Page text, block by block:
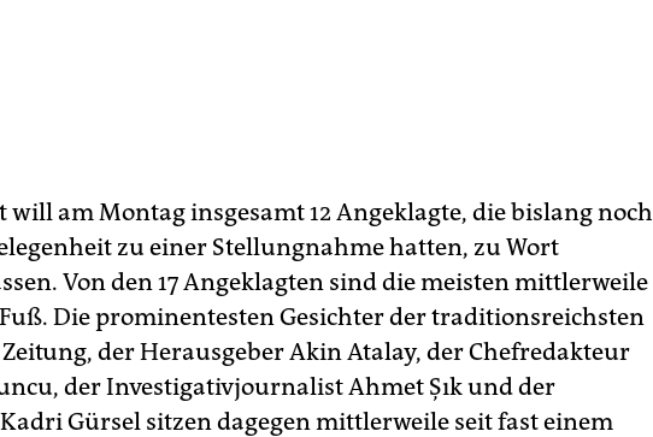
will am Montag insgesamt 12 Angeklagte, die bislang noch
zu einer Stellungnahme hatten, zu Wort
Von den 17 Angeklagten sind die meisten mittlerweile
Die prominentesten Gesichter der traditionsreichsten
der Herausgeber Akin Atalay, der Chefredakteur
der Investigativjournalist Ahmet Şık und der
Gürsel sitzen dagegen mittlerweile seit fast einem